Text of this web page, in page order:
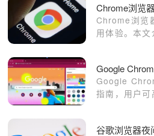
Chrome浏览
用体验。本
Google
Google
指南，用户